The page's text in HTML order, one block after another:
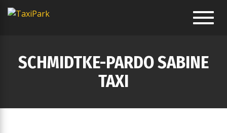
SCHMIDTKE-PARDO SABINE
TAXI